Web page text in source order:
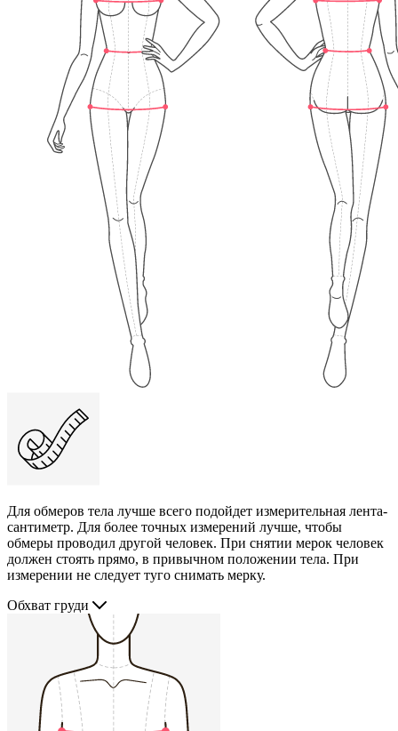
Для обмеров тела лучше всего подойдет измерительная лента-
сантиметр. Для более точных измерений лучше, чтобы
обмеры проводил другой человек. При снятии мерок человек
должен стоять прямо, в привычном положении тела. При
измерении не следует туго снимать мерку.
Обхват груди